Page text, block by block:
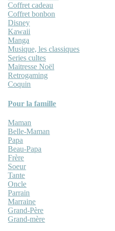
Coffret cadeau
Coffret bonbon
Disney
Kawaii
Manga
Musique, les classiques
Series cultes
Maitresse Noël
Retrogaming
Coquin
Pour la famille
Maman
Belle-Maman
Papa
Beau-Papa
Frère
Soeur
Tante
Oncle
Parrain
Marraine
Grand-Père
Grand-mère